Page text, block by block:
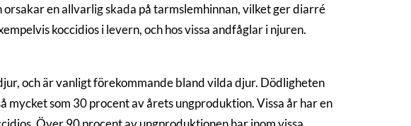
en allvarlig skada på tarmslemhinnan, vilket ger diarré
koccidios i levern, och hos vissa andfåglar i njuren.
och är vanligt förekommande bland vilda djur. Dödligheten
som 30 procent av årets ungproduktion. Vissa år har en